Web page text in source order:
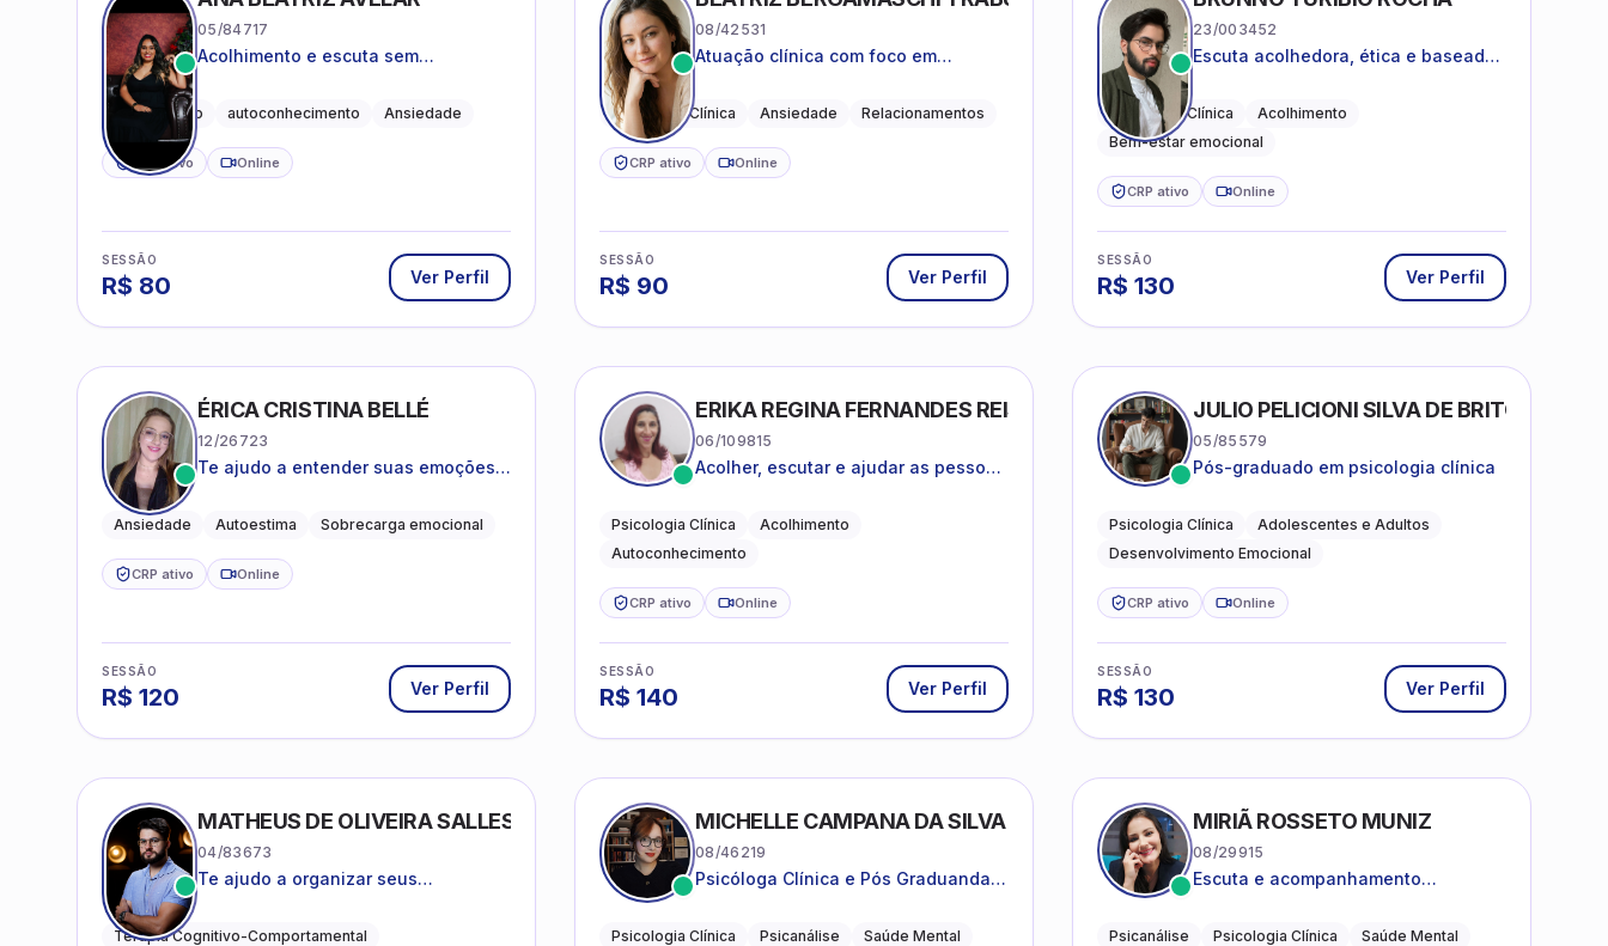
05/84717
Acolhimento e escuta sem
Acolhimento autoconhecimento Ansiedade
CRP ativo Online
SESSÃO
R$ 80 Ver Perfil
08/42531
Atuação clínica com foco em
e transições de vida
Psicologia Clínica Ansiedade Relacionamentos
CRP ativo Online
SESSÃO
R$ 90 Ver Perfil
23/003452
Escuta acolhedora, ética e baseada
Psicologia Clínica
Acolhimento
Bem-estar emocional
CRP ativo Online
SESSÃO
R$ 130 Ver Perfil
ÉRICA CRISTINA BELLÉ
12/26723
Te ajudo a entender suas emoções e
lidar com o que você está vivendo
Ansiedade Autoestima Sobrecarga emocional
CRP ativo Online
SESSÃO
R$ 120 Ver Perfil
ERIKA REGINA FERNANDES REIS FRIAS
06/109815
Acolher, escutar e ajudar as pessoas
Psicologia Clínica
Acolhimento
Autoconhecimento
CRP ativo Online
SESSÃO
R$ 140 Ver Perfil
JULIO PELICIONI SILVA DE BRITO
05/85579
Pós-graduado em psicologia clínica
Psicologia Clínica
Adolescentes e Adultos
Desenvolvimento Emocional
CRP ativo Online
SESSÃO
R$ 130 Ver Perfil
MATHEUS DE OLIVEIRA SALLES
04/83673
Te ajudo a organizar seus
e viver com mais clareza e sentido,
Terapia Cognitivo-Comportamental
MICHELLE CAMPANA DA SILVA
08/46219
Psicóloga Clínica e Pós Graduanda
FAAP.
Psicologia Clínica Psicanálise Saúde Mental
MIRIÃ ROSSETO MUNIZ
08/29915
Escuta e acompanhamento
adolescentes.
Psicanálise Psicologia Clínica Saúde Mental